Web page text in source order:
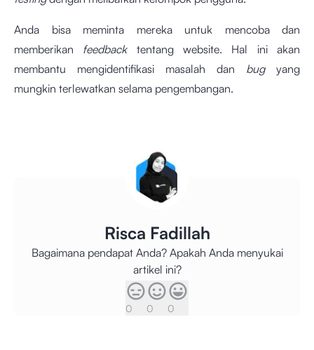
Anda bisa meminta mereka untuk mencoba dan
memberikan feedbacktentang website. Hal ini akan
membantu mengidentifikasi masalah dan bugyang
mungkin terlewatkan selama pengembangan.
Risca Fadillah
Bagaimana pendapat Anda? Apakah Anda menyukai
artikel ini?
0 0 0